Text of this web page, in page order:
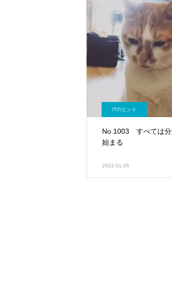
ITのヒント
No.1003 すべては分
始まる
2022.01.05